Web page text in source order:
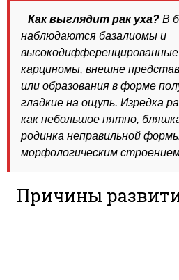
Как выглядит рак уха? В
наблюдаются базалиомы и
карциномы, внешне
или образования в форме
гладкие на ощупь. Изредка
как небольшое пятно,
родинка неправильной
морфологическим
Причины